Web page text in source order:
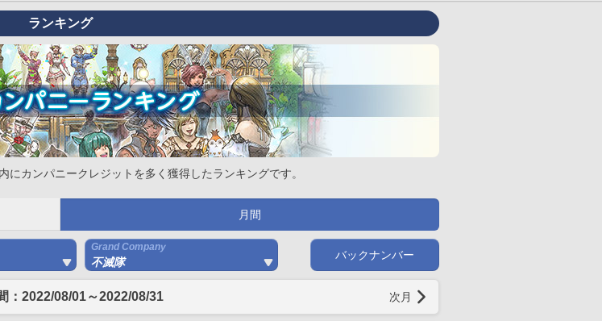
ランキング
にカンパニークレジットを多く獲得したランキングです。
月間
Grand Company
不滅隊
バックナンバー
：2022/08/01～2022/08/31 次月